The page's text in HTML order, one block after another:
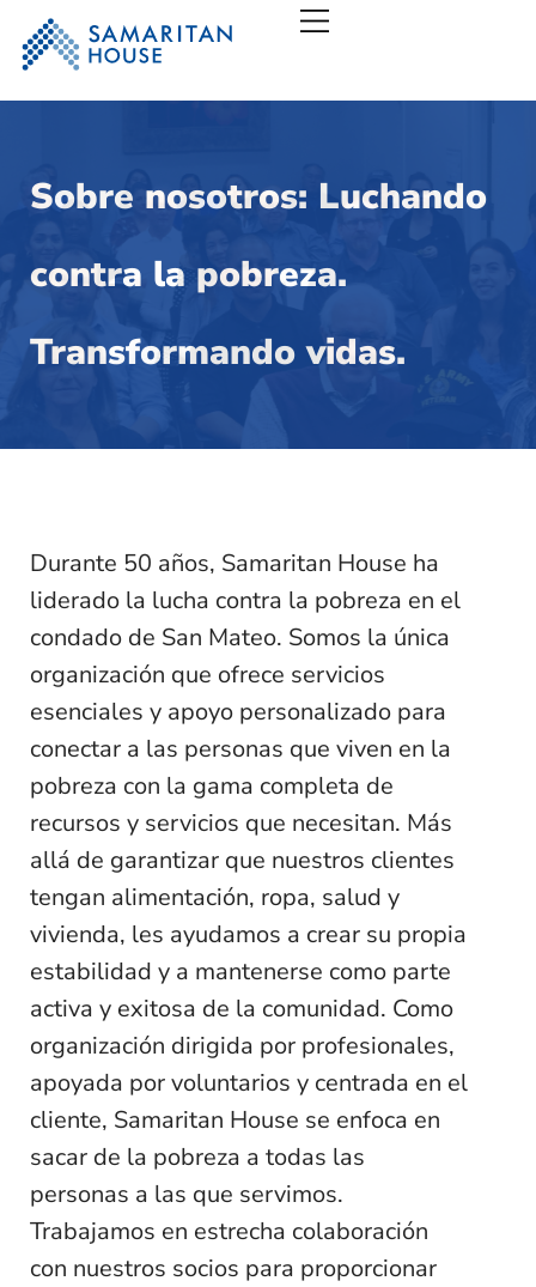
Casa Samaritana – San
Sobre nosotros: Luchando
contra la pobreza.
Transformando vidas.
Durante 50 años, Samaritan House ha
liderado la lucha contra la pobreza en el
condado de San Mateo. Somos la única
organización que ofrece servicios
esenciales y apoyo personalizado para
conectar a las personas que viven en la
pobreza con la gama completa de
recursos y servicios que necesitan. Más
allá de garantizar que nuestros clientes
tengan alimentación, ropa, salud y
vivienda, les ayudamos a crear su propia
estabilidad y a mantenerse como parte
activa y exitosa de la comunidad. Como
organización dirigida por profesionales,
apoyada por voluntarios y centrada en el
cliente, Samaritan House se enfoca en
sacar de la pobreza a todas las
personas a las que servimos.
Trabajamos en estrecha colaboración
con nuestros socios para proporcionar